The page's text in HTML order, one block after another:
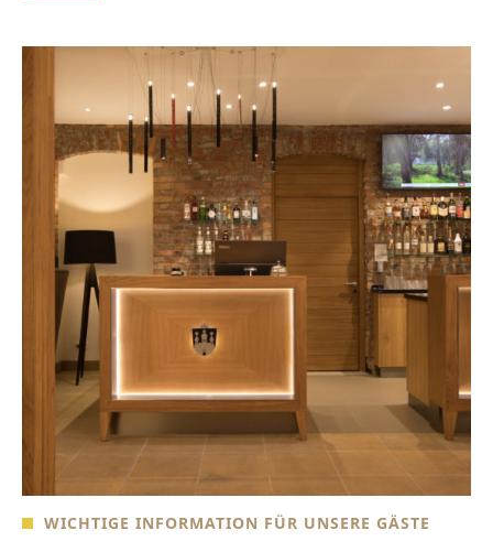
WICHTIGE INFORMATION FÜR UNSERE GÄSTE